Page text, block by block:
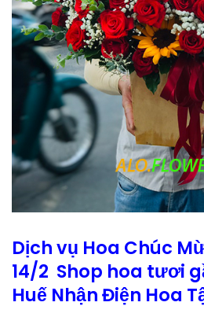
Dịch vụ Hoa Chúc
14/2 Shop hoa tươi
Huế Nhận Điện Hoa